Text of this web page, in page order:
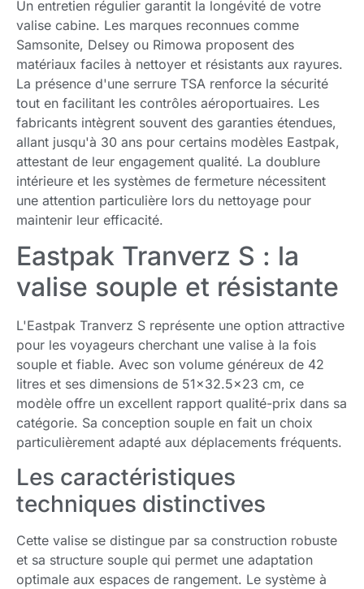
Un entretien régulier garantit la longévité de votre
valise cabine. Les marques reconnues comme
Samsonite, Delsey ou Rimowa proposent des
matériaux faciles à nettoyer et résistants aux rayures.
La présence d'une serrure TSA renforce la sécurité
tout en facilitant les contrôles aéroportuaires. Les
fabricants intègrent souvent des garanties étendues,
allant jusqu'à 30 ans pour certains modèles Eastpak,
attestant de leur engagement qualité. La doublure
intérieure et les systèmes de fermeture nécessitent
une attention particulière lors du nettoyage pour
maintenir leur efficacité.
Eastpak Tranverz S : la
valise souple et résistante
L'Eastpak Tranverz S représente une option attractive
pour les voyageurs cherchant une valise à la fois
souple et fiable. Avec son volume généreux de 42
litres et ses dimensions de 51×32.5×23 cm, ce
modèle offre un excellent rapport qualité-prix dans sa
catégorie. Sa conception souple en fait un choix
particulièrement adapté aux déplacements fréquents.
Les caractéristiques
techniques distinctives
Cette valise se distingue par sa construction robuste
et sa structure souple qui permet une adaptation
optimale aux espaces de rangement. Le système à